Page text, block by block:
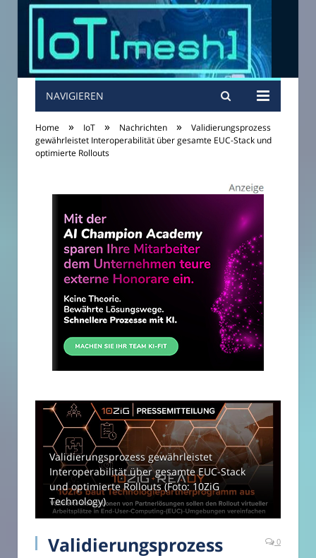
NAVIGIEREN
Home » IoT » Nachrichten »
Validierungsprozess
gewährleistet Interoperabilität über gesamte EUC-Stack und
optimierte Rollouts
Validierungsprozess gewährleistet
Interoperabilität über gesamte EUC-Stack
und optimierte Rollouts (Foto: 10ZiG
Technology)
Validierungsprozess
0